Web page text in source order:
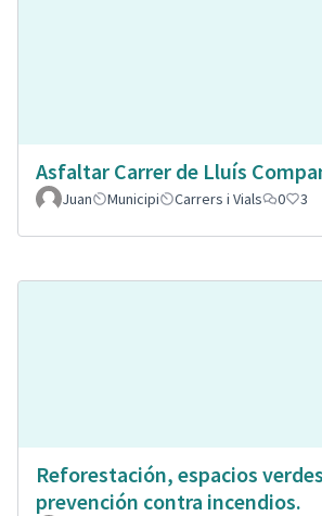
Asfaltar Carrer de Lluís
Juan
Municipi Carrers i Vials 0 3
Reforestación, espacios
prevención contra incendios.